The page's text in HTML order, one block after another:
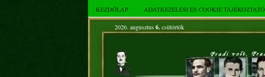
KEZDŐLAP ADATKEZELÉSI ÉS COOKIE TÁJÉKOZTATÓ
2026. augusztus 6.csütörtök